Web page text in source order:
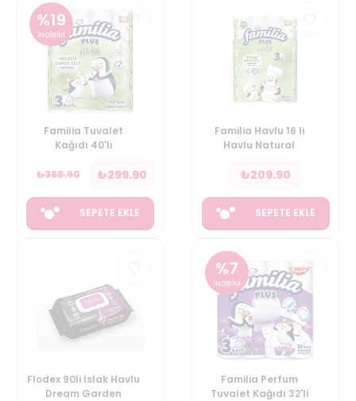
%19
İNDİRİM
Familia Tuvalet
Kağıdı 40'lı
₺369.90 ₺299.90
SEPETE EKLE
Familia Havlu 16 li
Havlu Natural
₺209.90
SEPETE EKLE
Flodex 90li Islak Havlu
Dream Garden
%7
İNDİRİM
Familia Perfum
Tuvalet Kağıdı 32'li